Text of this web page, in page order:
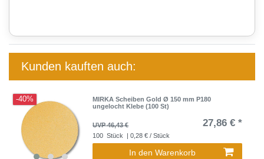
Kunden kauften auch:
-40%
MIRKA Scheiben Gold Ø 150 mm P180
ungelocht Klebe (100 St)
UVP 46,43 € 27,86 € *
100 Stück | 0,28 € / Stück
In den Warenkorb